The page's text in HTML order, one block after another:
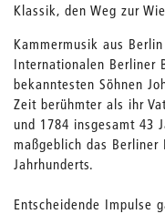
Klassik, den Weg zur
Kammermusik aus
Internationalen Berliner
bekanntesten Söhnen
Zeit berühmter als ihr
und 1784 insgesamt 43
maßgeblich das
Jahrhunderts.
Entscheidende Impulse